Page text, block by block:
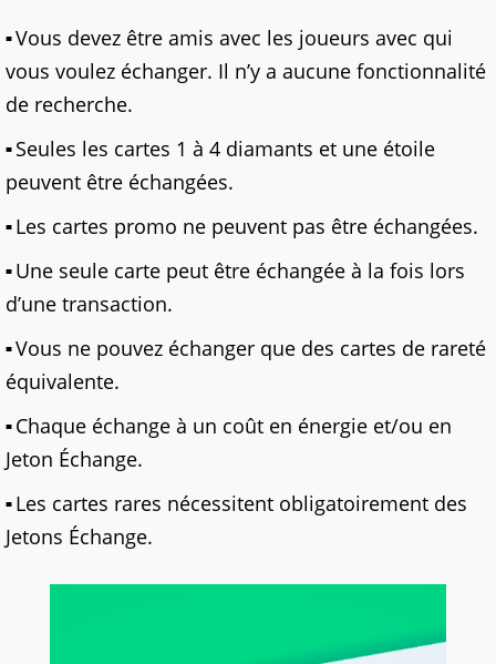
Vous devez être amis avec les joueurs avec qui
vous voulez échanger. Il n’y a aucune fonctionnalité
de recherche.
Seules les cartes 1 à 4 diamants et une étoile
peuvent être échangées.
Les cartes promo ne peuvent pas être échangées.
Une seule carte peut être échangée à la fois lors
d’une transaction.
Vous ne pouvez échanger que des cartes de rareté
équivalente.
Chaque échange à un coût en énergie et/ou en
Jeton Échange.
Les cartes rares nécessitent obligatoirement des
Jetons Échange.